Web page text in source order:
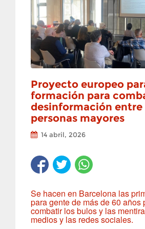
Proyecto europeo
formación para
desinformación entre
personas mayores
14 abril, 2026
Se hacen en Barcelona las
para gente de más de 60 años
combatir los bulos y las
medios y las redes sociales.